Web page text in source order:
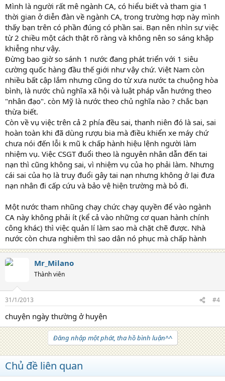
Mình là người rất mê ngành CA, có hiểu biết và tham gia 1
thời gian ở diễn đàn về ngành CA, trong trường hợp này mình
thấy bạn trên có phần đúng có phần sai. Bạn nên nhìn sự việc
từ 2 chiều một cách thật rõ ràng và không nên so sáng khập
khiễng như vậy.
Đừng bao giờ so sánh 1 nước đang phát triển với 1 siêu
cường quốc hàng đầu thế giới như vậy chứ. Việt Nam còn
nhiều bất cập lắm nhưng cũng do từ xưa nước ta chuộng hòa
bình, là nước chủ nghĩa xã hội và luật pháp vẫn hướng theo
"nhân đạo". còn Mỹ là nước theo chủ nghĩa nào ? chắc bạn
thừa biết.
Còn về vụ việc trên cả 2 phía đều sai, thanh niên đó là sai, sai
hoàn toàn khi đã dùng rượu bia mà điều khiển xe máy chứ
chưa nói đến lỗi k mũ k chấp hành hiệu lệnh người làm
nhiệm vụ. Việc CSGT đuổi theo là nguyên nhân dẫn đến tai
nạn thì cũng không sai, vì nhiệm vụ của họ phải làm. Nhưng
cái sai của họ là truy đuổi gây tai nạn nhưng không ở lại đưa
nạn nhân đi cấp cứu và bảo vệ hiện trường mà bỏ đi.
Một nước tham nhũng chạy chức chạy quyền để vào ngành
CA này không phải ít (kể cả vào những cơ quan hành chính
công khác) thì việc quản lí làm sao mà chặt chẽ được. Nhà
nước còn chưa nghiêm thì sao dân nó phục mà chấp hành
Mr_Milano
Thành viên
31/1/2013 #4
chuyện ngày thường ở huyện
Đăng nhập một phát, tha hồ bình luận^^
Chủ đề liên quan